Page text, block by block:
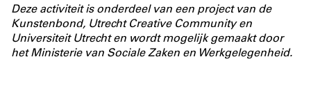
Deze activiteit is onderdeel van een project van de
Kunstenbond, Utrecht Creative Community en
Universiteit Utrecht en wordt mogelijk gemaakt door
het Ministerie van Sociale Zaken en Werkgelegenheid.